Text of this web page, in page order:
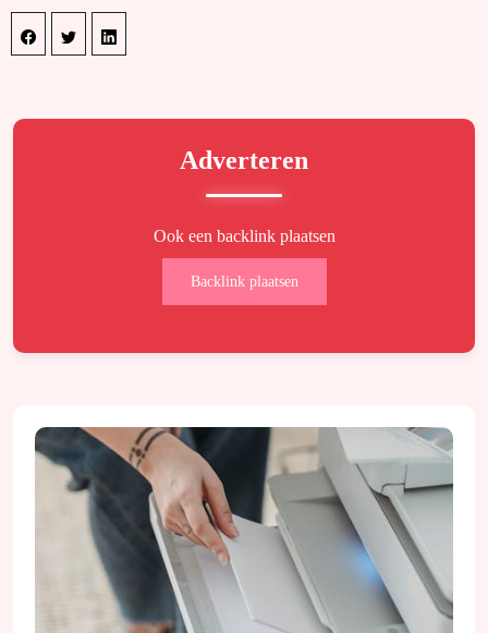
Adverteren
Ook een backlink plaatsen
Backlink plaatsen